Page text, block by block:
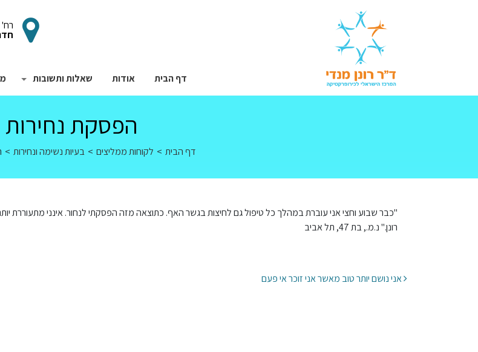
רח'
דף הבית אודות שאלות ותשובות הצג
הפסקת נחירות
דף הבית > לקוחות ממליצים > בעיות נשימה ונחירות >
"כבר שבוע וחצי אני עוברת במהלך כל טיפול גם לחיצות בגשר האף. כתוצאה מזה הפסקתי לנחור. אינני מתעוררת
רונן." נ.מ., בת 47, תל אביב
ניווט בפרסומים
אני נושם יותר טוב מאשר אני זוכר אי פעם